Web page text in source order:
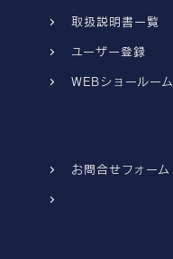
取扱説明書一覧
ユーザー登録
WEBショールーム
お問合せフォーム